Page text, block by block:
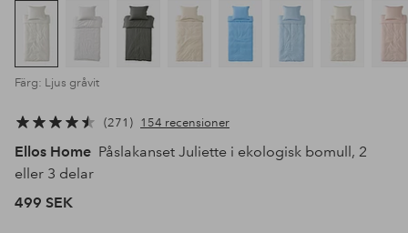
Färg: Ljus gråvit
271 154 recensioner
Ellos Home Påslakanset Juliette i ekologisk bomull, 2
eller 3 delar
499 SEK